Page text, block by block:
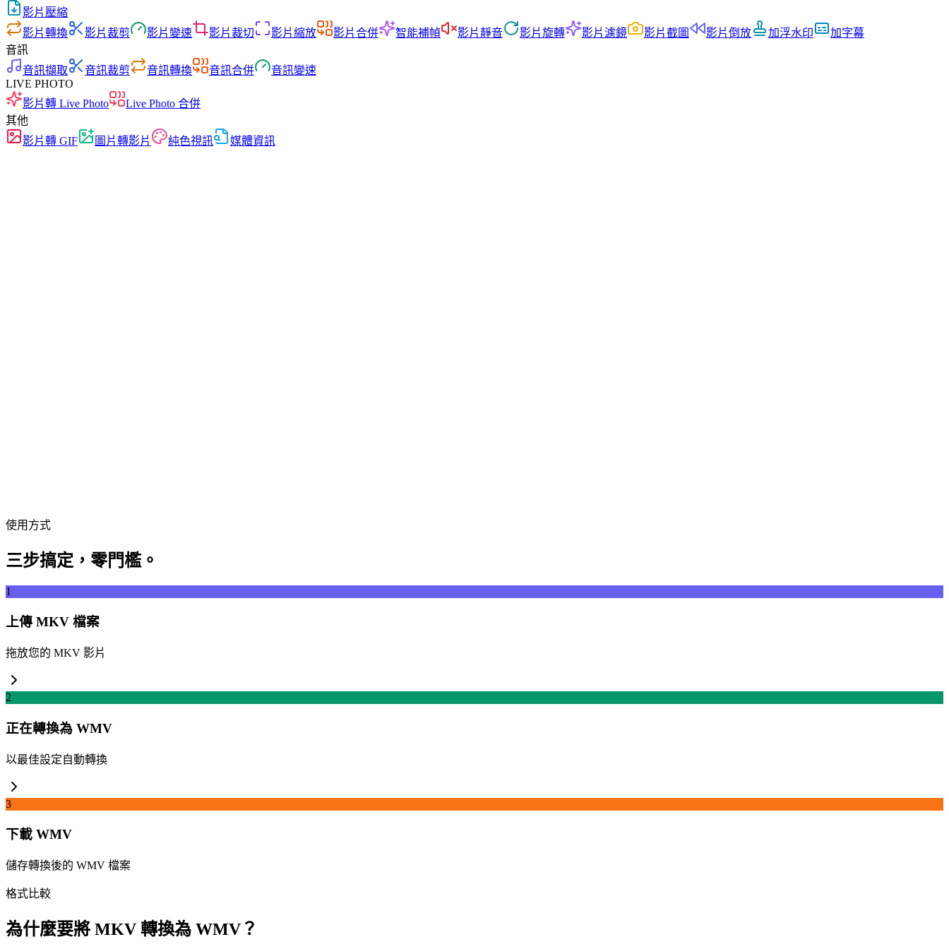
影片壓縮
影片轉換
影片裁剪 影片變速 影片裁切 影片縮放 影片合併 智能補幀 影片靜音 影片旋轉 影片濾鏡 影片截圖 影片倒放 加浮水印
加字幕
音訊
音訊擷取
音訊裁剪 音訊轉換 音訊合併
音訊變速
LIVE PHOTO
影片轉 Live Photo
Live Photo 合併
其他
影片轉 GIF
圖片轉影片 純色視訊 媒體資訊
使用方式
三步搞定，零門檻。
1
上傳 MKV 檔案
拖放您的 MKV 影片
2
正在轉換為 WMV
以最佳設定自動轉換
3
下載 WMV
儲存轉換後的 WMV 檔案
格式比較
為什麼要將 MKV 轉換為 WMV？